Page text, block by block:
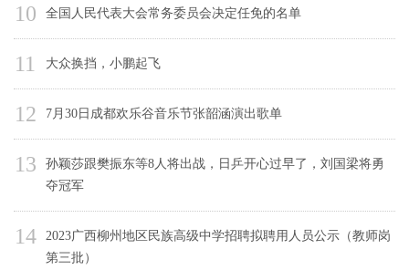
10 全国人民代表大会常务委员会决定任免的名单
11 大众换挡，小鹏起飞
12 7月30日成都欢乐谷音乐节张韶涵演出歌单
13
孙颖莎跟樊振东等8人将出战，日乒开心过早了，刘国梁将勇
夺冠军
14
2023广西柳州地区民族高级中学招聘拟聘用人员公示（教师岗
第三批）